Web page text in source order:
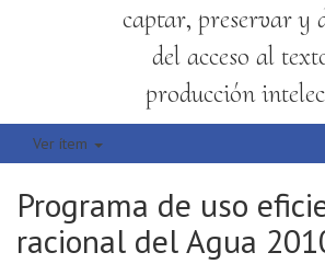
captar, preservar y
del acceso al
producción
Ver ítem
Programa de uso
racional del Agua